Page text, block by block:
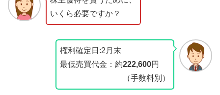
いくら必要ですか？
権利確定日:2月末
最低売買代金：約222,600円
（手数料別）